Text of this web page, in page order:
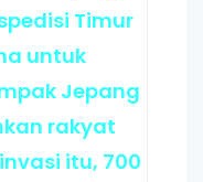
Timur
untuk
Jepang
rakyat
itu, 700